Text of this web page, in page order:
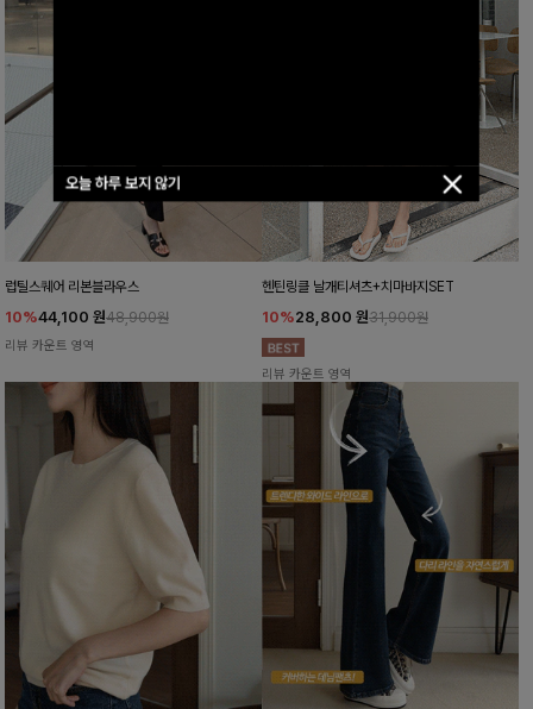
오늘 하루 보지 않기
럽틸스퀘어 리본블라우스
10%44,100 원48,900원
리뷰 카운트 영역
헨틴링클 날개티셔츠+치마바지SET
10%28,800 원31,900원
리뷰 카운트 영역